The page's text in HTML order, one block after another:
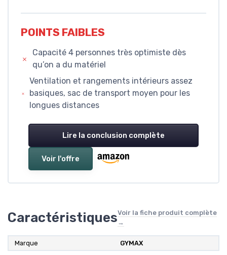
POINTS FAIBLES
Capacité 4 personnes très optimiste dès
qu’on a du matériel
Ventilation et rangements intérieurs assez
basiques, sac de transport moyen pour les
longues distances
Lire la conclusion complète
Voir l'offre
CaractéristiquesVoir la fiche produit complète
→
Marque GYMAX